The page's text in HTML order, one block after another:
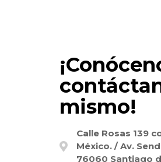
mismo!
Calle Rosas 139
México. / Av.
76060 Santiago